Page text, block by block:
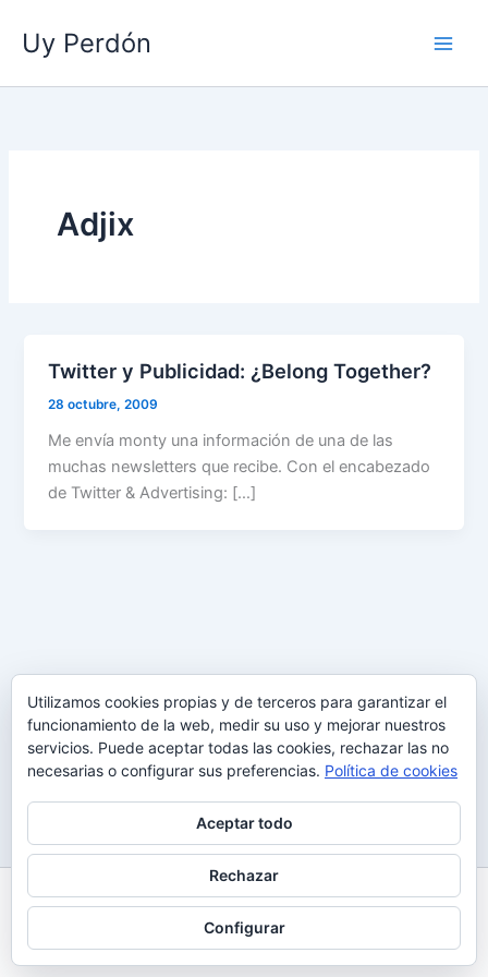
contenido
Uy Perdón
Adjix
Twitter y Publicidad: ¿Belong Together?
28 octubre, 2009
Me envía monty una información de una de las
muchas newsletters que recibe. Con el encabezado
de Twitter & Advertising: […]
Todos los derechos © 2026 Uy Perdón
Utilizamos cookies propias y de terceros para garantizar el
funcionamiento de la web, medir su uso y mejorar nuestros
servicios. Puede aceptar todas las cookies, rechazar las no
necesarias o configurar sus preferencias. Política de cookies
Aceptar todo
Rechazar
Configurar